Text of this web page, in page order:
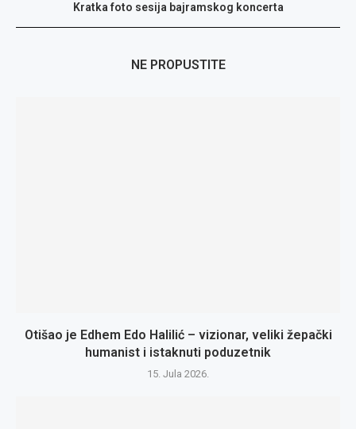
Kratka foto sesija bajramskog koncerta
NE PROPUSTITE
Otišao je Edhem Edo Halilić – vizionar, veliki žepački
humanist i istaknuti poduzetnik
15. Jula 2026.